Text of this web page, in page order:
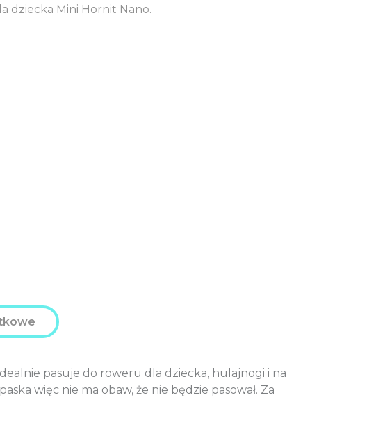
dziecka Mini Hornit Nano.
pasuje do roweru dla dziecka, hulajnogi i na
więc nie ma obaw, że nie będzie pasował. Za